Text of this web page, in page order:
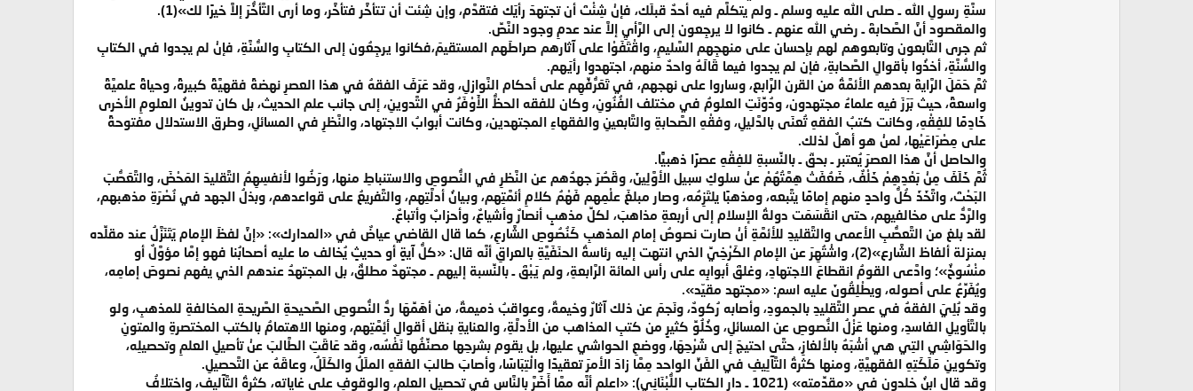
سنَّةِ رسولِ الله ـ صلى الله عليه وسلم ـ ولم يتكلَّم فيه أحدٌ قبلَك، فإنْ شِئْتَ أن تجتهدَ رأيَك فتقدَّم، وإن شِئت أن تتأخَّر فتأخَّر، وما أرى التَّأخُّرَ إلاَّ خيرًا لك»(1).
والمقصود أنَّ الصَّحابةَ ـ رضي الله عنهم ـ كانوا لا يرجِعون إلى الرَّأيِ إلاَّ عند عدمِ وجود النَّصِّ.
ثم جرى التَّابعون وتابعوهم لهم بإحسان على منهجِهم السَّليمِ، واقْتَفَوْا على آثارهم صراطَهم المستقيمَ،فكانوا يرجِعُون إلى الكتابِ والسُّنَّةِ، فإنْ لم يجدوا في الكتابِ
والسُّنَّةِ، أخذُوا بأقوالِ الصَّحابةِ، فإن لم يجدوا فيما قَالَهُ واحدٌ منهم، اجتهدوا رأيَهم.
ثمَّ حَمَلَ الرَّايةَ بعدهم الأئمَّةُ من القرن الرَّابع، وساروا على نهجهم، في تَعَرُّفِّهِم على أحكام النَّوازلِ، وقد عَرَفَ الفقهُ في هذا العصرِ نهضةً فقهيَّةً كبيرةً، وحياةً علميَّةً
واسعةً، حيث بَرَزَ فيه علماءُ مجتهدون، ودُوِّنَتِ العلومُ في مختلف الفُنُونِ، وكان للفقه الحظُّ الأَوْفَرُ في التَّدوينِ، إلى جانب علم الحديث، بل كان تدوينُ العلومِ الأخرى
خَادِمًا للفِقْهِ، وكانت كتبُ الفقهِ تُعنَى بالدَّليلِ، وفقْهِ الصَّحابةِ والتَّابعينِ والفقهاءِ المجتهدين، وكانت أبوابُ الاجتهاد، والنَّظرِ في المسائلِ، وطرق الاستدلال مفتوحةً
على مِصْرَاعَيْها، لمنْ هو أهلٌ لذلك.
والحاصل أنَّ هذا العصرَ يُعتبر ـ بحقّ ـ بالنِّسبةِ للفِقْهِ عصرًا ذهبيًّا.
ثُمَّ خَلَفَ مِنْ بَعْدِهِمْ خَلْفٌ، ضَعُفَتْ هِمَّتُهُمْ عنْ سلوكِ سبيل الأوَّلِينَ، وقَصُرَ جهدُهم عن النَّظرِ في النُّصوصِ والاستنباطِ منها، ورَضُوا لأنفسِهِمُ التَّقليدَ المَحْضَ، والتَّعَصُّبَ
البَحْتَ، واتَّخَذَ كُلُّ واحدٍ منهم إمامًا يتَّبعه، ومذهبًا يلتَزِمُه، وصار مبلغَ علْمِهم فَهْمُ كلامِ أئمَّتِهم، وبيانُ أدلَّتِهم، والتَّفريعُ على قواعدهم، وبذلُ الجهد في نُصْرَةِ مذهبهم،
والرَّدُّ على مخالفيهم، حتى انقَسَمَت دولةُ الإسلام إلى أربعةِ مذاهبَ، لكلِّ مذهبٍ أنصارٌ وأشياعٌ، وأحزابٌ وأتباعٌ.
لقد بلغ من التَّعصُّبِ الأعمى والتَّقليدِ للأئمَّةِ أنْ صارت نصوصُ إمام المذهبِ كَنُصُوصِ الشَّارعِ، كما قال القاضي عياضٌ في «المدارك»: «إنَّ لفظَ الإمام يَتَنَزَّلُ عند مقلِّده
بمنزلة ألفاظ الشَّارع»(2)، واشْتُهِرَ عن الإمام الكَرْخِيِّ الذي انتهت إليه رئاسةُ الحنَفَيَّةِ بالعراقِ أنَّه قال: «كلُّ آيةٍ أو حديثٍ يُخالف ما عليه أصحابُنا فهو إمَّا مؤوَّلٌ أو
منْسُوخٌ»؛ وادَّعى القومُ انقطاعَ الاجتهادِ، وغلقَ أبوابِه على رأس المائة الرَّابعةِ، ولم يَبْقَ ـ بالنِّسبة إليهم ـ مجتهدٌ مطلقٌ، بل المجتهدُ عندهم الذي يفهم نصوصَ إمامِه،
ويُفَرِّعُ على أصوله، ويطْلِقُونَ عليه اسم: «مجتهد مقيّد».
وقد بُلِيَ الفقهُ في عصر التَّقليدِ بالجمودِ، وأصابه رُكودٌ، ونَجمَ عن ذلك آثارٌ وخيمةٌ، وعواقبُ ذميمةٌ، من أهَمِّهَا ردُّ النُّصوصِ الصَّحيحةِ الصَّريحةِ المخالفةِ للمذهبِ، ولو
بالتَّأويلِ الفاسدِ، ومنها عَزْلُ النُّصوصِ عن المسائلِ، وخُلُوِّ كثيرٍ من كتبِ المذاهب من الأدلَّةِ، والعنايةِ بنقل أقوالِ أئِمَّتِهم، ومنها الاهتمامُ بالكتب المختصرةِ والمتونِ
والحَوَاشِي التِي هي أشْبَهُ بالألغازِ، حتَّى احتيجَ إلى شَرْحِهَا، ووضعِ الحواشي عليها، بل يقوم بشرحِها مصنِّفُها نَفْسُه، وقد عَاقَتِ الطَّالبَ عنْ تأصيلِ العلمِ وتحصيلِه،
وتكوينِ مَلَكَتِهِ الفقهيَّةِ، ومنها كثرةُ التَّآلِيفِ في الفَنِّ الواحد مِمَّا زادَ الأمرَ تعقيدًا والْتِبَاسًا، وأصابَ طالبَ الفقهِ الملَلُ والكَلَلُ، وعاقَهُ عن التَّحصيلِ.
وقد قال ابنُ خلدون في «مقدِّمته» (1021 ـ دار الكتاب اللُّبْنَانِي): «اعلم أنَّه ممَّا أَضَرَّ بالنَّاس في تحصيل العلم، والوقوفِ على غاياته، كثرةُ التَّآليف، واختلافُ